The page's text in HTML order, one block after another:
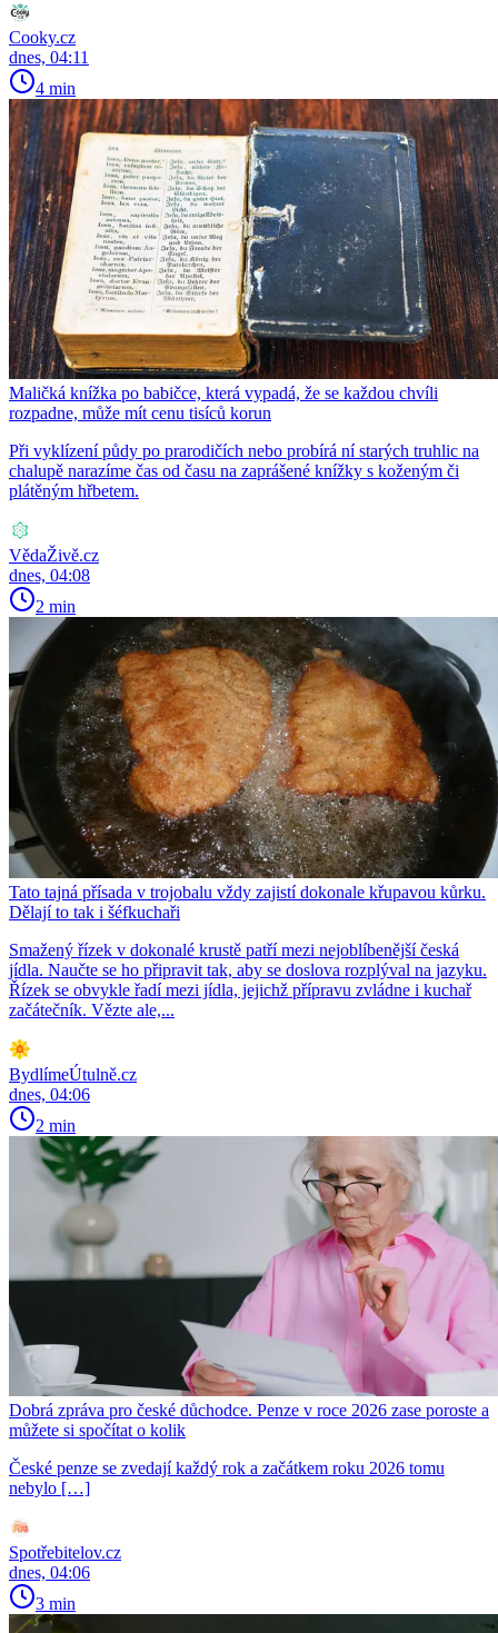
Cooky.cz
dnes, 04:11
4 min
Maličká knížka po babičce, která vypadá, že se každou chvíli
rozpadne, může mít cenu tisíců korun
Při vyklízení půdy po prarodičích nebo probírá ní starých truhlic na
chalupě narazíme čas od času na zaprášené knížky s koženým či
plátěným hřbetem.
VědaŽivě.cz
dnes, 04:08
2 min
Tato tajná přísada v trojobalu vždy zajistí dokonale křupavou kůrku.
Dělají to tak i šéfkuchaři
Smažený řízek v dokonalé krustě patří mezi nejoblíbenější česká
jídla. Naučte se ho připravit tak, aby se doslova rozplýval na jazyku.
Řízek se obvykle řadí mezi jídla, jejichž přípravu zvládne i kuchař
začátečník. Vězte ale,...
BydlímeÚtulně.cz
dnes, 04:06
2 min
Dobrá zpráva pro české důchodce. Penze v roce 2026 zase poroste a
můžete si spočítat o kolik
České penze se zvedají každý rok a začátkem roku 2026 tomu
nebylo […]
Spotřebitelov.cz
dnes, 04:06
3 min